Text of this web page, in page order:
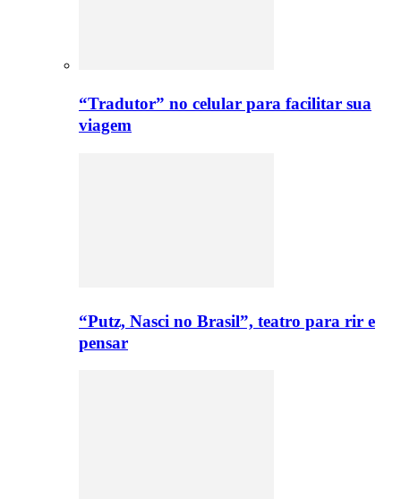
“Tradutor” no celular para facilitar sua
viagem
“Putz, Nasci no Brasil”, teatro para rir e
pensar